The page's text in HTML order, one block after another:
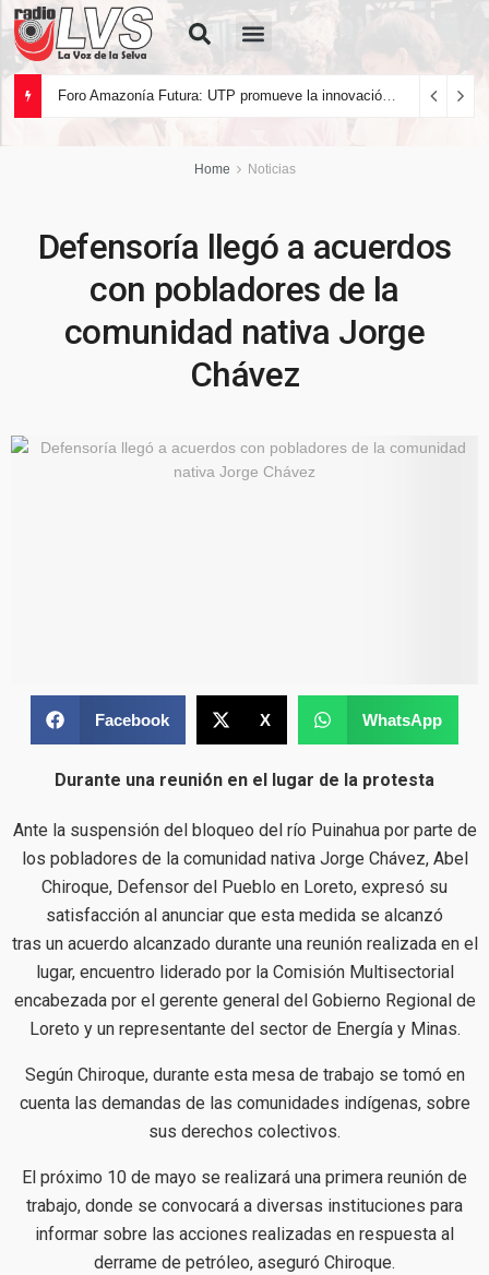
Home Noticias
Defensoría llegó a acuerdos
con pobladores de la
comunidad nativa Jorge
Chávez
Facebook X WhatsApp
Durante una reunión en el lugar de la protesta
Ante la suspensión del bloqueo del río Puinahua por parte de
los pobladores de la comunidad nativa Jorge Chávez, Abel
Chiroque, Defensor del Pueblo en Loreto, expresó su
satisfacción al anunciar que esta medida se alcanzó
tras un acuerdo alcanzado durante una reunión realizada en el
lugar, encuentro liderado por la Comisión Multisectorial
encabezada por el gerente general del Gobierno Regional de
Loreto y un representante del sector de Energía y Minas.
Según Chiroque, durante esta mesa de trabajo se tomó en
cuenta las demandas de las comunidades indígenas, sobre
sus derechos colectivos.
El próximo 10 de mayo se realizará una primera reunión de
trabajo, donde se convocará a diversas instituciones para
informar sobre las acciones realizadas en respuesta al
derrame de petróleo, aseguró Chiroque.